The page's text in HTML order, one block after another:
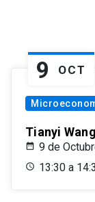
9 OCT
Tianyi
9 de
13:30 a